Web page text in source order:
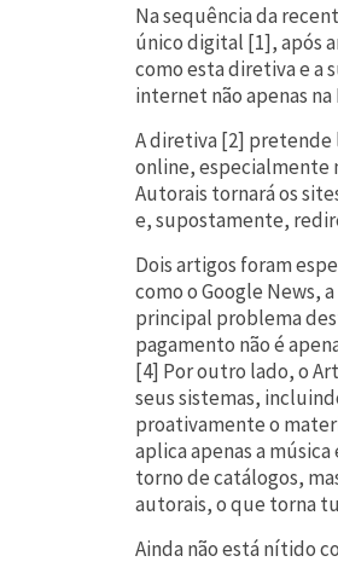
Na sequência da
único digital [1], após
como esta diretiva e a
internet não apenas na
A diretiva [2]
online, especialmente
Autorais tornará os
e, supostamente,
Dois artigos foram
como o Google News,
principal problema
pagamento não é
[4] Por outro lado, o
seus sistemas,
proativamente o
aplica apenas a
torno de catálogos,
autorais, o que torna
Ainda não está nítido